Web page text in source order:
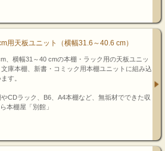
用天板ユニット（横幅31.6～40.6 cm）
、横幅31～40 cmの本棚・ラック用の天板ユニッ
文庫本棚、新書・コミック用本棚ユニットに組み込
す。
CDラック、B6、A4本棚など、無垢材でできた収
本棚屋「別館」